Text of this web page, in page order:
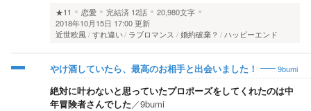
★11
恋愛 完結済 12話
20,980文字
2018年10月15日 17:00 更新
近世欧風
すれ違い ラブロマンス 婚約破棄？ ハッピーエンド
やけ酒していたら、最高のお相手と出会いました！ 9bumi
絶対に叶わないと思っていたプロポーズをしてくれたのは中
年冒険者さんでした／9bumi